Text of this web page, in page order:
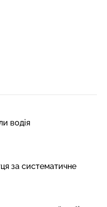
водія
за систематичне